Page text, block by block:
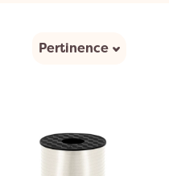
Pertinence